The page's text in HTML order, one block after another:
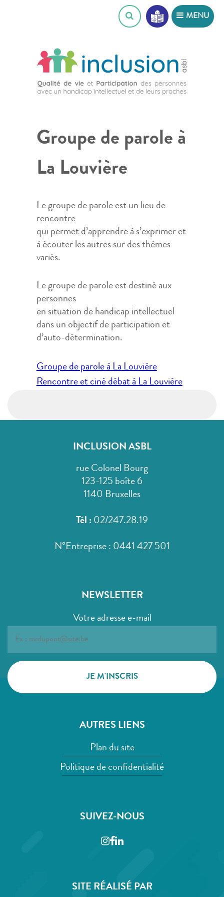
MENU
Groupe de parole à
La Louvière
Le groupe de parole est un lieu de
rencontre
qui permet d’apprendre à s’exprimer et
à écouter les autres sur des thèmes
variés.
Le groupe de parole est destiné aux
personnes
en situation de handicap intellectuel
dans un objectif de participation et
d’auto-détermination.
Navigation
de
Groupe de parole à La Louvière
Rencontre et ciné débat à La Louvière
INCLUSION ASBL
rue Colonel Bourg
123-125 boîte 6
1140 Bruxelles
Tél : 02/247.28.19
N°Entreprise : 0441 427 501
NEWSLETTER
Votre adresse e-mail
AUTRES LIENS
Plan du site
Politique de confidentialité
SUIVEZ-NOUS
Instagram
Facebook
LinkedIn
SITE RÉALISÉ PAR